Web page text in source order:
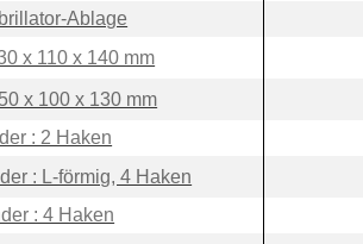
Ablage
x 110 x 140 mm
x 100 x 130 mm
: 2 Haken
: L-förmig, 4 Haken
: 4 Haken